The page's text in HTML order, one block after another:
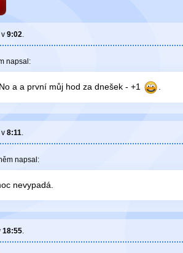
v 9:02.
napsal:
a a první můj hod za dnešek - +1
v 8:11.
napsal:
nevypadá.
18:55.